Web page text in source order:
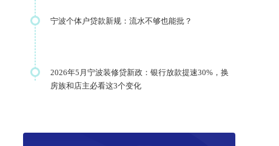
宁波个体户贷款新规：流水不够也能批？
2026年5月宁波装修贷新政：银行放款提速30%，换
房族和店主必看这3个变化